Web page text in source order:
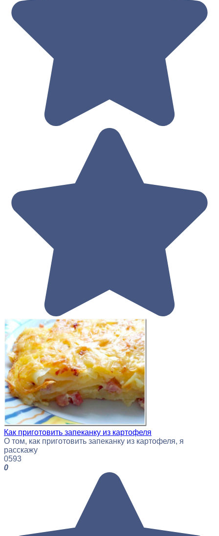
Как приготовить запеканку из картофеля
О том, как приготовить запеканку из картофеля, я
расскажу
0593
0